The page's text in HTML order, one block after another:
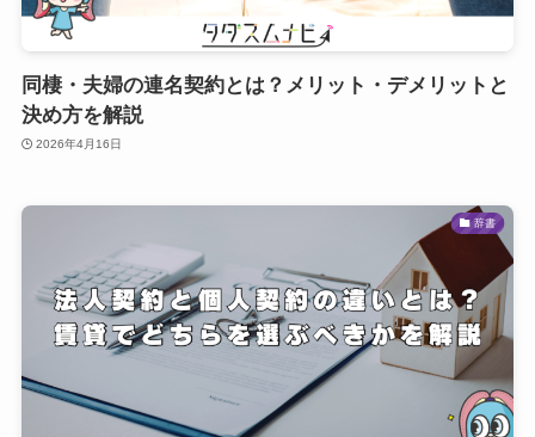
同棲・夫婦の連名契約とは？メリット・デメリットと
決め方を解説
2026年4月16日
辞書